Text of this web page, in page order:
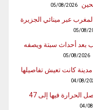
05/08/2026
إلى المغرب عبر مينائي الجزيرة
05/08/
بعد أحداث سبتة ويصفه
05/08/2026
كولان /4.. ذاكرة مدينة كانت تعيش تفاصيلها
04/08/
موجة حر جديدة إلى غاية الخميس تصل الحرارة فيها إلى 47
04/